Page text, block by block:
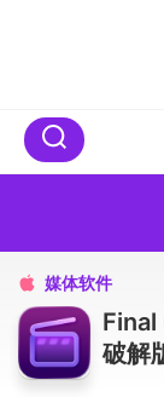
 媒体软件
Final
破解